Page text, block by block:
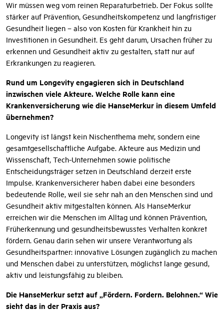
Wir müssen weg vom reinen Reparaturbetrieb. Der Fokus sollte
stärker auf Prävention, Gesundheitskompetenz und langfristiger
Gesundheit liegen – also von Kosten für Krankheit hin zu
Investitionen in Gesundheit. Es geht darum, Ursachen früher zu
erkennen und Gesundheit aktiv zu gestalten, statt nur auf
Erkrankungen zu reagieren.
Rund um Longevity engagieren sich in Deutschland
inzwischen viele Akteure. Welche Rolle kann eine
Krankenversicherung wie die HanseMerkur in diesem Umfeld
übernehmen?
Longevity ist längst kein Nischenthema mehr, sondern eine
gesamtgesellschaftliche Aufgabe. Akteure aus Medizin und
Wissenschaft, Tech-Unternehmen sowie politische
Entscheidungsträger setzen in Deutschland derzeit erste
Impulse. Krankenversicherer haben dabei eine besonders
bedeutende Rolle, weil sie sehr nah an den Menschen sind und
Gesundheit aktiv mitgestalten können. Als HanseMerkur
erreichen wir die Menschen im Alltag und können Prävention,
Früherkennung und gesundheitsbewusstes Verhalten konkret
fördern. Genau darin sehen wir unsere Verantwortung als
Gesundheitspartner: innovative Lösungen zugänglich zu machen
und Menschen dabei zu unterstützen, möglichst lange gesund,
aktiv und leistungsfähig zu bleiben.
Die HanseMerkur setzt auf „Fördern. Fordern. Belohnen.“ Wie
sieht das in der Praxis aus?